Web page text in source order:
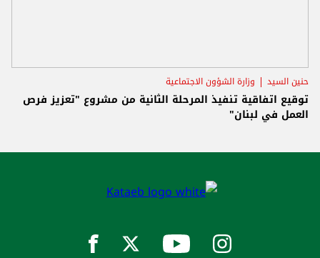
حنين السيد وزارة الشؤون الاجتماعية
توقيع اتفاقية تنفيذ المرحلة الثانية من مشروع "تعزيز فرص
العمل في لبنان"